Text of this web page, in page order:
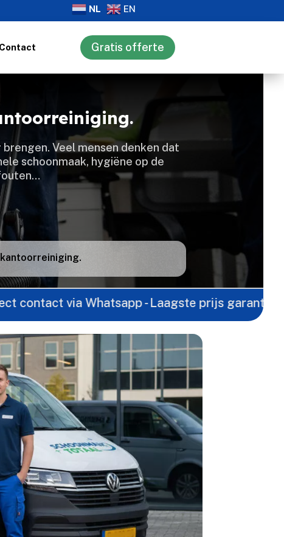
NL EN
Contact Gratis offerte
Veel mensen denken dat
schoonmaak, hygiëne op de
via Whatsapp - Laagste prijs garantie - Gratis